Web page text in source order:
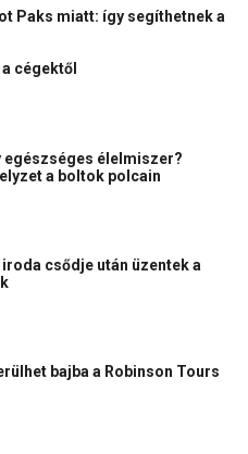
Paks miatt: így segíthetnek a
cégektől
egészséges élelmiszer?
a boltok polcain
csődje után üzentek a
bajba a Robinson Tours